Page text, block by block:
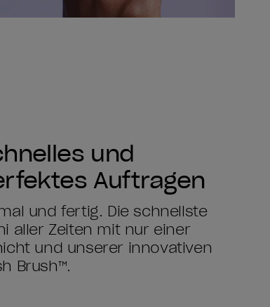
und
Auftragen
und fertig. Die schnellste
aller Zeiten mit nur einer
und unserer innovativen
Brush™.